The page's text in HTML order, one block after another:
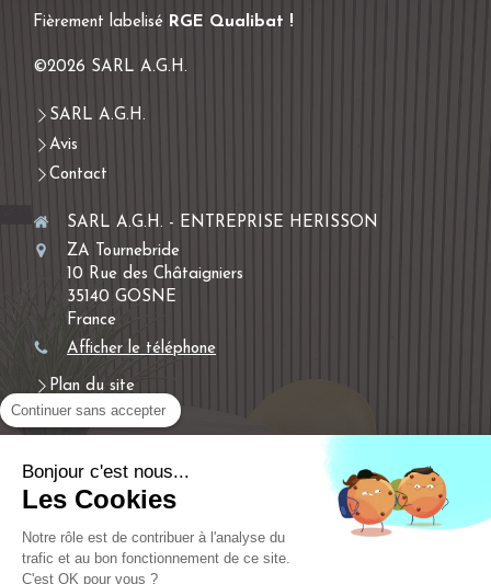
Fièrement labelisé RGE Qualibat !
©2026 SARL A.G.H.
SARL A.G.H.
Avis
Contact
SARL A.G.H. - ENTREPRISE HERISSON
ZA Tournebride
10 Rue des Châtaigniers
35140 GOSNE
France
Afficher le téléphone
Plan du site
Mentions légales
menuiserie intérieure, plâtrerie-plaques, isolation des
combles, pose de faux plafonds, pose de parquets
Demander un devis
Continuer sans accepter
Bonjour c'est nous...
Les Cookies
Notre rôle est de contribuer à l'analyse du
trafic et au bon fonctionnement de ce site.
C'est OK pour vous ?